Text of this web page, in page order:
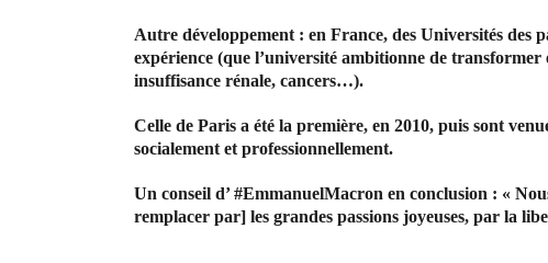
Autre développement : en France, des Universités des
expérience (que l’université ambitionne de transformer
insuffisance rénale, cancers…).
Celle de Paris a été la première, en 2010, puis sont
socialement et professionnellement.
Un conseil d’ #EmmanuelMacron en conclusion : «
remplacer par] les grandes passions joyeuses, par la